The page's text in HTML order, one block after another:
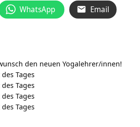
WhatsApp Email
den neuen Yogalehrer/innen!
Tages
Tages
Tages
Tages